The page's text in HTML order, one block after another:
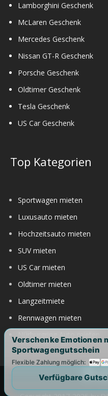
Lamborghini Geschenk
McLaren Geschenk
Mercedes Geschenk
Nissan GT-R Geschenk
Porsche Geschenk
Oldtimer Geschenk
Tesla Geschenk
US Car Geschenk
Top Kategorien
Sportwagen mieten
Luxusauto mieten
Hochzeitsauto mieten
SUV mieten
US Car mieten
Oldtimer mieten
Langzeitmiete
Rennwagen mieten
Nürburgring Auto mieten
Verschenke Emotionen
Sportwagengutschein
Flexible Zahlung möglich:
Verfügbare